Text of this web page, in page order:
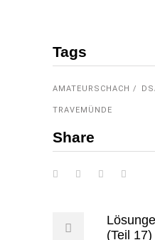
Tags
AMATEURSCHACH
TRAVEMÜNDE
Share
(Teil 17)